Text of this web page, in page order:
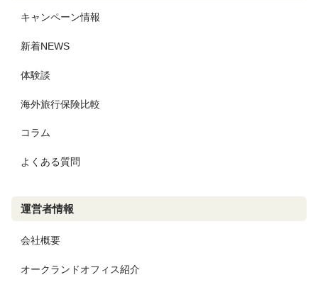
キャンペーン情報
新着NEWS
体験談
海外旅行保険比較
コラム
よくある質問
運営者情報
会社概要
オークランドオフィス紹介